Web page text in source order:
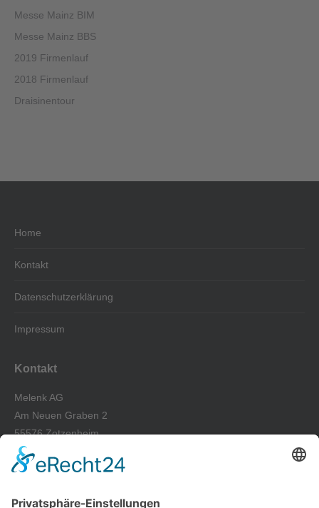
Messe Mainz BIM
Messe Mainz BBS
2019 Firmenlauf
2018 Firmenlauf
Draisinentour
Home
Kontakt
Datenschutzerklärung
Impressum
Kontakt
Melenk AG
Am Neuen Graben 2
55576 Zotzenheim
Tel.: +49 67 01-93 39-0
Fax: +49 67 01-93 39-50